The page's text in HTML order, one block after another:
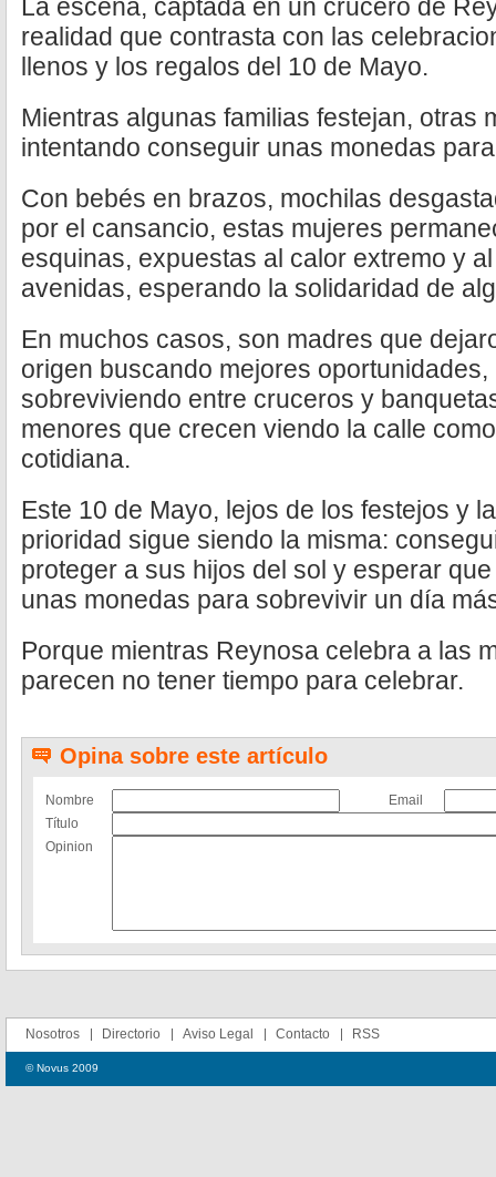
La escena, captada en un crucero de
realidad que contrasta con las
llenos y los regalos del 10 de Mayo.
Mientras algunas familias festejan, otras
intentando conseguir unas monedas
Con bebés en brazos, mochilas
por el cansancio, estas mujeres
esquinas, expuestas al calor extremo y
avenidas, esperando la solidaridad de
En muchos casos, son madres que
origen buscando mejores
sobreviviendo entre cruceros y
menores que crecen viendo la calle
cotidiana.
Este 10 de Mayo, lejos de los festejos y
prioridad sigue siendo la misma:
proteger a sus hijos del sol y esperar
unas monedas para sobrevivir un día
Porque mientras Reynosa celebra a las
parecen no tener tiempo para celebrar.
Opina sobre este artículo
Nombre
Email
Título
Opinion
Nosotros Directorio Aviso Legal Contacto RSS
© Novus 2009